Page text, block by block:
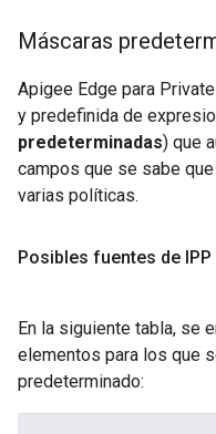
Máscaras
Apigee Edge para
y predefinida de
predeterminadas) que
campos que se sabe
varias políticas.
Posibles fuentes de
En la siguiente tabla, se
elementos para los que
predeterminado: